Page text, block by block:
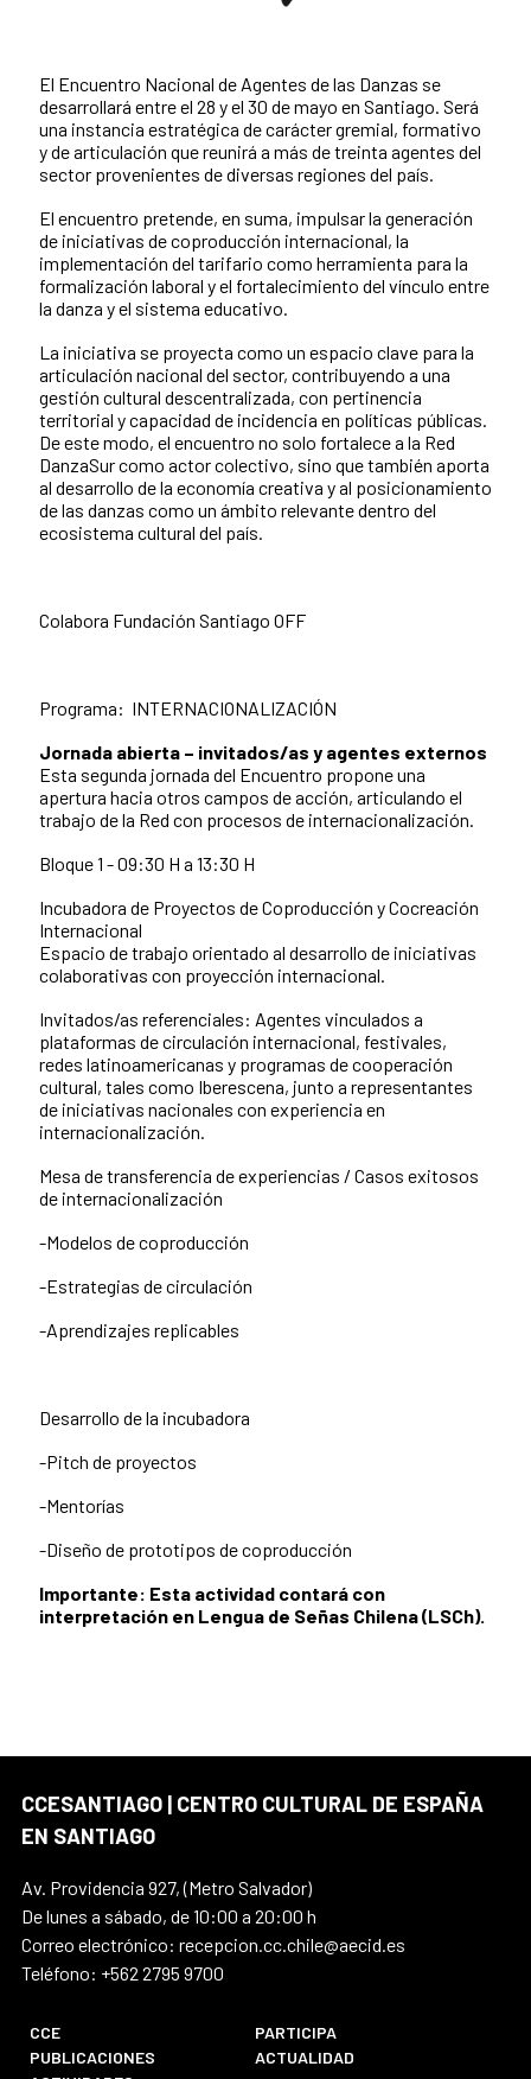
El Encuentro Nacional de Agentes de las Danzas se
desarrollará entre el 28 y el 30 de mayo en Santiago. Será
una instancia estratégica de carácter gremial, formativo
y de articulación que reunirá a más de treinta agentes del
sector provenientes de diversas regiones del país.
El encuentro pretende, en suma, impulsar la generación
de iniciativas de coproducción internacional, la
implementación del tarifario como herramienta para la
formalización laboral y el fortalecimiento del vínculo entre
la danza y el sistema educativo.
La iniciativa se proyecta como un espacio clave para la
articulación nacional del sector, contribuyendo a una
gestión cultural descentralizada, con pertinencia
territorial y capacidad de incidencia en políticas públicas.
De este modo, el encuentro no solo fortalece a la Red
DanzaSur como actor colectivo, sino que también aporta
al desarrollo de la economía creativa y al posicionamiento
de las danzas como un ámbito relevante dentro del
ecosistema cultural del país.
Colabora Fundación Santiago OFF
Programa: INTERNACIONALIZACIÓN
Jornada abierta – invitados/as y agentes externos
Esta segunda jornada del Encuentro propone una
apertura hacia otros campos de acción, articulando el
trabajo de la Red con procesos de internacionalización.
Bloque 1 - 09:30 H a 13:30 H
Incubadora de Proyectos de Coproducción y Cocreación
Internacional
Espacio de trabajo orientado al desarrollo de iniciativas
colaborativas con proyección internacional.
Invitados/as referenciales: Agentes vinculados a
plataformas de circulación internacional, festivales,
redes latinoamericanas y programas de cooperación
cultural, tales como Iberescena, junto a representantes
de iniciativas nacionales con experiencia en
internacionalización.
Mesa de transferencia de experiencias / Casos exitosos
de internacionalización
-Modelos de coproducción
-Estrategias de circulación
-Aprendizajes replicables
Desarrollo de la incubadora
-Pitch de proyectos
-Mentorías
-Diseño de prototipos de coproducción
Importante: Esta actividad contará con
interpretación en Lengua de Señas Chilena (LSCh).
CCESANTIAGO | CENTRO CULTURAL DE ESPAÑA
EN SANTIAGO
Av. Providencia 927, (Metro Salvador)
De lunes a sábado, de 10:00 a 20:00 h
Correo electrónico: recepcion.cc.chile@aecid.es
Teléfono: +562 2795 9700
CCE
PARTICIPA
PUBLICACIONES
ACTUALIDAD